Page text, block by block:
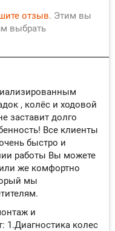
отзыв. Этим вы
выбрать
, колёс и ходовой
заставит долго
Все клиенты
быстро и
работы Вы можете
же комфортно
мы
и
1.Диагностика колес